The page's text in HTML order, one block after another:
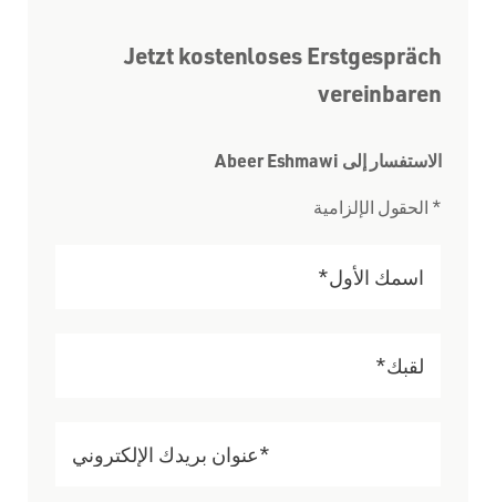
Jetzt kostenloses Erstgespräch
vereinbaren
الاستفسار إلى Abeer Eshmawi
* الحقول الإلزامية